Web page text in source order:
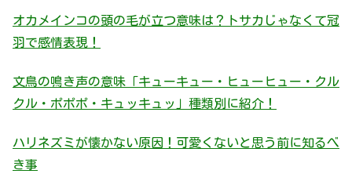
オカメインコの頭の毛が立つ意味は？トサカじゃなくて冠
羽で感情表現！
文鳥の鳴き声の意味「キューキュー・ヒューヒュー・クル
クル・ポポポ・キュッキュッ」種類別に紹介！
ハリネズミが懐かない原因！可愛くないと思う前に知るべ
き事